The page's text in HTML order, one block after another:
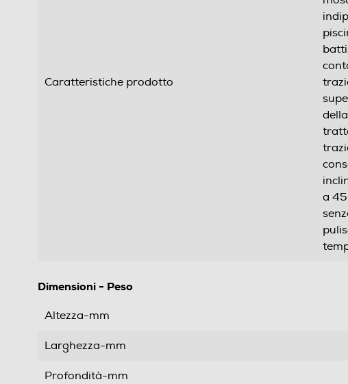
Caratteristiche prodotto
a 45
Dimensioni - Peso
Altezza-mm
Larghezza-mm
Profondità-mm